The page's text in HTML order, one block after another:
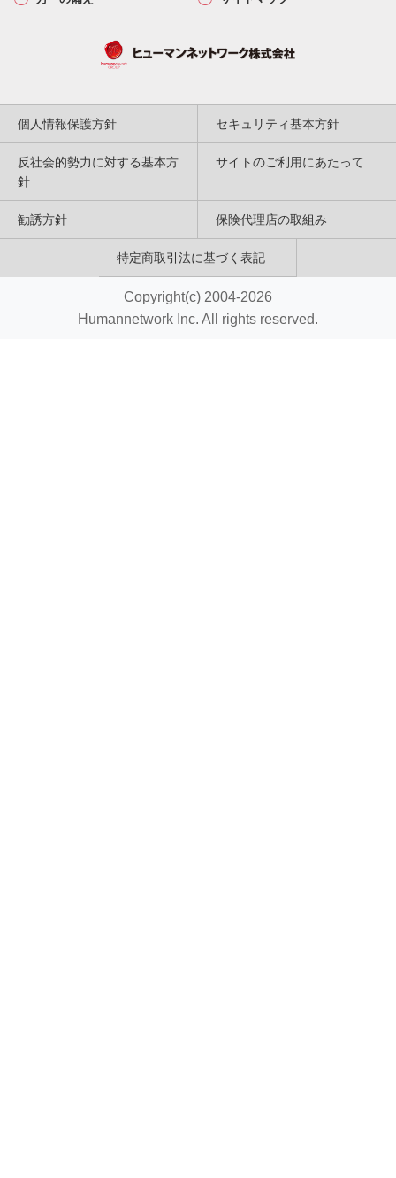
個人情報保護方針 セキュリティ基本方針
反社会的勢力に対する基本方
針
サイトのご利用にあたって
勧誘方針 保険代理店の取組み
特定商取引法に基づく表記
Copyright(c) 2004-2026
Humannetwork Inc. All rights reserved.